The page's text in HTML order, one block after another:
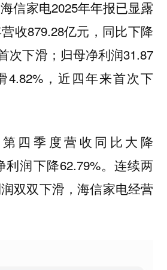
信家电2025年年报已显露
收879.28亿元，同比下降
次下滑；归母净利润31.87
4.82%，近四年来首次下
四季度营收同比大降
利润下降62.79%。连续两
双双下滑，海信家电经营